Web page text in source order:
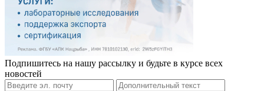
Подпишитесь на нашу рассылку и будьте в курсе всех
новостей